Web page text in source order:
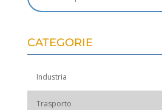
CATEGORIE
Industria
Trasporto